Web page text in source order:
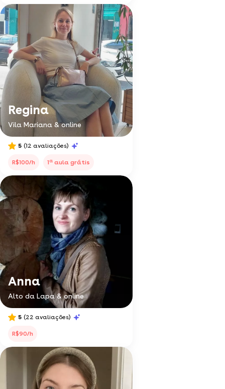
Regina
Vila Mariana & online
5 (12 avaliações)
R$100/h 1a aula grátis
Anna
Alto da Lapa & online
5 (22 avaliações)
R$90/h